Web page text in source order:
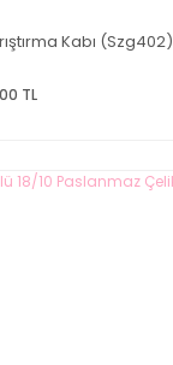
Kabı (Szg402)
TL